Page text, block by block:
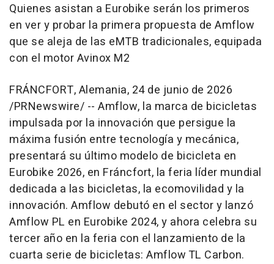
Quienes asistan a Eurobike serán los primeros
en ver y probar la primera propuesta de Amflow
que se aleja de las eMTB tradicionales, equipada
con el motor Avinox M2
FRÁNCFORT, Alemania, 24 de junio de 2026
/PRNewswire/ -- Amflow, la marca de bicicletas
impulsada por la innovación que persigue la
máxima fusión entre tecnología y mecánica,
presentará su último modelo de bicicleta en
Eurobike 2026, en Fráncfort, la feria líder mundial
dedicada a las bicicletas, la ecomovilidad y la
innovación. Amflow debutó en el sector y lanzó
Amflow PL en Eurobike 2024, y ahora celebra su
tercer año en la feria con el lanzamiento de la
cuarta serie de bicicletas: Amflow TL Carbon.